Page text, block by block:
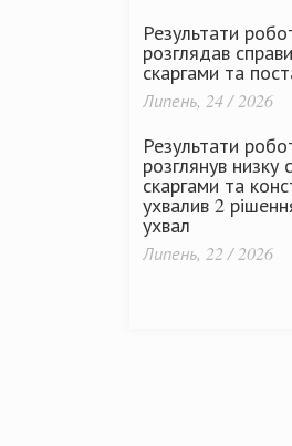
Результати
розглядав
скаргами та
Липень, 24 / 2026
Результати
розглянув низку
скаргами та
ухвалив 2
ухвал
Липень, 22 / 2026